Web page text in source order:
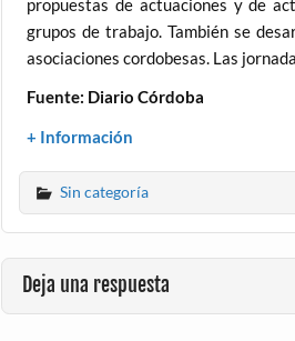
propuestas de actuaciones y de
grupos de trabajo. También se
asociaciones cordobesas. Las
Fuente: Diario Córdoba
+ Información
Sin categoría
Deja una respuesta